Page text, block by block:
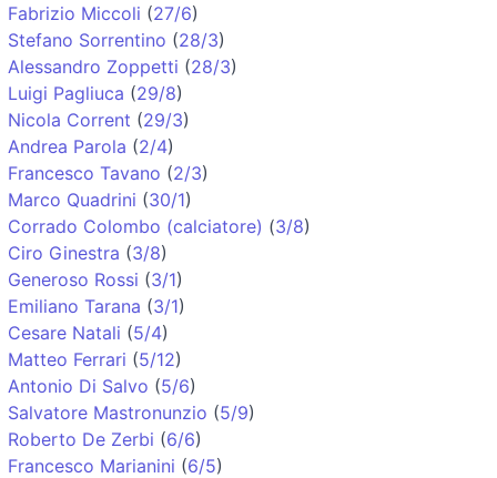
Fabrizio Miccoli (27/6)
Stefano Sorrentino (28/3)
Alessandro Zoppetti (28/3)
Luigi Pagliuca (29/8)
Nicola Corrent (29/3)
Andrea Parola (2/4)
Francesco Tavano (2/3)
Marco Quadrini (30/1)
Corrado Colombo (calciatore) (3/8)
Ciro Ginestra (3/8)
Generoso Rossi (3/1)
Emiliano Tarana (3/1)
Cesare Natali (5/4)
Matteo Ferrari (5/12)
Antonio Di Salvo (5/6)
Salvatore Mastronunzio (5/9)
Roberto De Zerbi (6/6)
Francesco Marianini (6/5)